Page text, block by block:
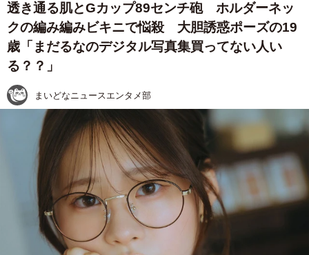
透き通る肌とGカップ89センチ砲 ホルダーネッ
クの編み編みビキニで悩殺 大胆誘惑ポーズの19
歳「まだるなのデジタル写真集買ってない人い
る？？」
まいどなニュースエンタメ部